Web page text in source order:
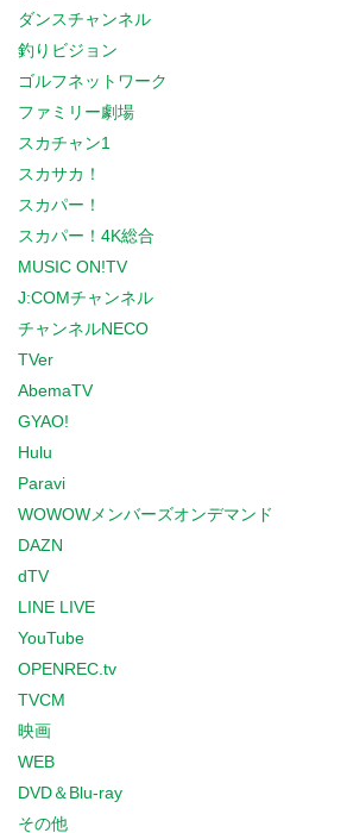
ダンスチャンネル
釣りビジョン
ゴルフネットワーク
ファミリー劇場
スカチャン1
スカサカ！
スカパー！
スカパー！4K総合
MUSIC ON!TV
J:COMチャンネル
チャンネルNECO
TVer
AbemaTV
GYAO!
Hulu
Paravi
WOWOWメンバーズオンデマンド
DAZN
dTV
LINE LIVE
YouTube
OPENREC.tv
TVCM
映画
WEB
DVD＆Blu-ray
その他